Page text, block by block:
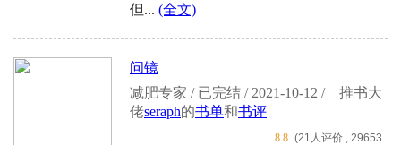
但... (全文)
问镜
减肥专家 / 已完结 / 2021-10-12 /
推书大
佬seraph的书单和书评
8.8 (21人评价 , 29653